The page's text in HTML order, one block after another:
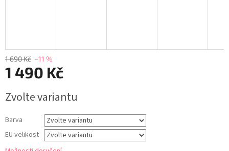
1 690 Kč –11 %
1 490 Kč
cena:
Zvolte variantu
Barva
EU velikost